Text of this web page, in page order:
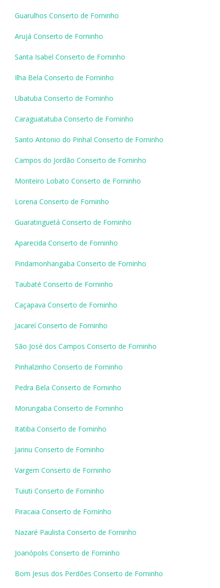
Guarulhos Conserto de Forninho
Arujá Conserto de Forninho
Santa Isabel Conserto de Forninho
Ilha Bela Conserto de Forninho
Ubatuba Conserto de Forninho
Caraguatatuba Conserto de Forninho
Santo Antonio do Pinhal Conserto de Forninho
Campos do Jordão Conserto de Forninho
Monteiro Lobato Conserto de Forninho
Lorena Conserto de Forninho
Guaratinguetá Conserto de Forninho
Aparecida Conserto de Forninho
Pindamonhangaba Conserto de Forninho
Taubaté Conserto de Forninho
Caçapava Conserto de Forninho
Jacareí Conserto de Forninho
São José dos Campos Conserto de Forninho
Pinhalzinho Conserto de Forninho
Pedra Bela Conserto de Forninho
Morungaba Conserto de Forninho
Itatiba Conserto de Forninho
Jarinu Conserto de Forninho
Vargem Conserto de Forninho
Tuiuti Conserto de Forninho
Piracaia Conserto de Forninho
Nazaré Paulista Conserto de Forninho
Joanópolis Conserto de Forninho
Bom Jesus dos Perdões Conserto de Forninho